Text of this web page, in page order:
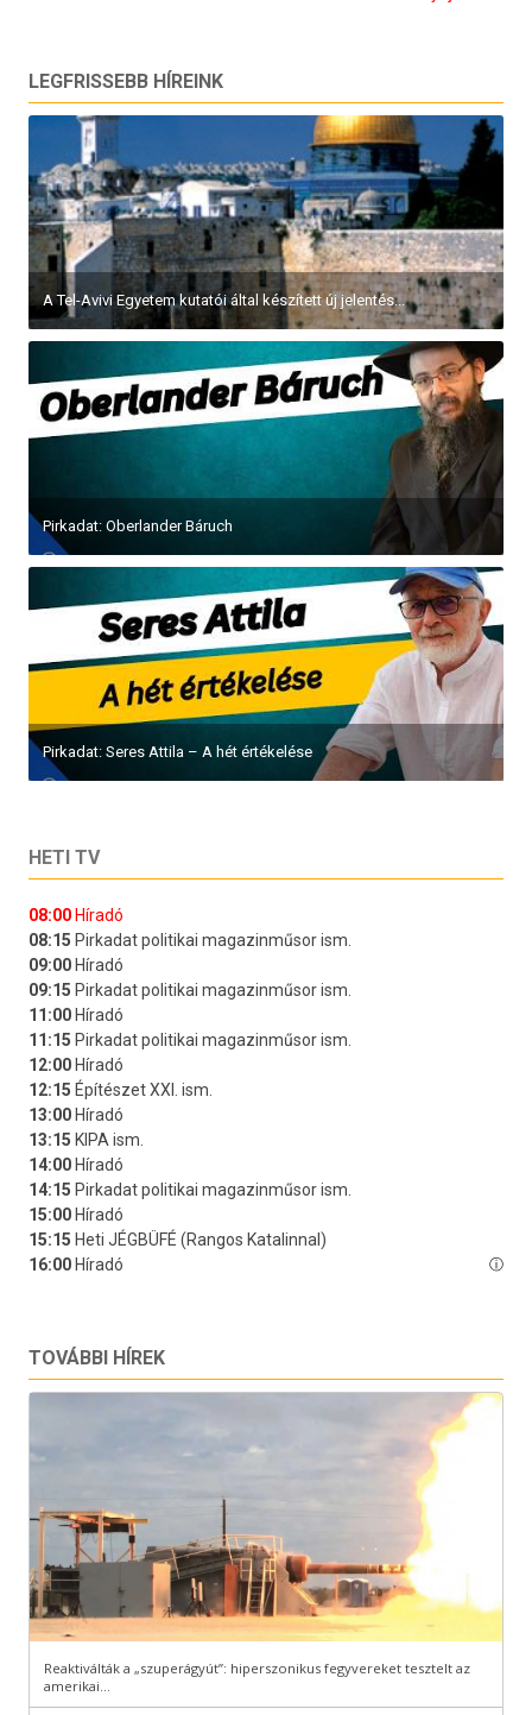
LEGFRISSEBB HÍREINK
A Tel-Avivi Egyetem kutatói által készített új jelentés...
Pirkadat: Oberlander Báruch
Pirkadat: Seres Attila – A hét értékelése
HETI TV
TOVÁBBI HÍREK